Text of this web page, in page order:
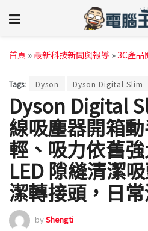
首頁 »最新科技新聞與報導 »3C產品
Tags: Dyson Dyson Digital Slim
Dyson Digital
線吸塵器開箱
輕、吸力依舊
LED 隙縫清潔
潔轉接頭，日
byShengti